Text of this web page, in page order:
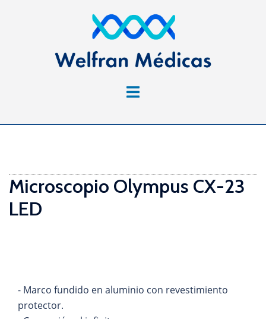
Alternar
Microscopio Olympus CX-23
LED
- Marco fundido en aluminio con revestimiento
protector.